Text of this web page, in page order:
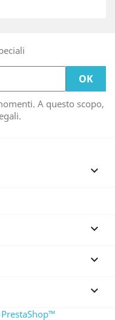
A questo scopo,



